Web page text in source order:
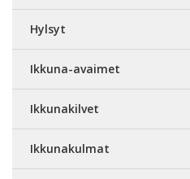
Hylsyt
Ikkuna-avaimet
Ikkunakilvet
Ikkunakulmat